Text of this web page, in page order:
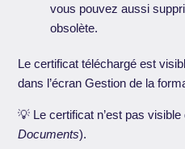
vous pouvez aussi
obsolète.
Le certificat téléchargé est
dans l’écran Gestion de la
💡 Le certificat n’est pas
Documents).